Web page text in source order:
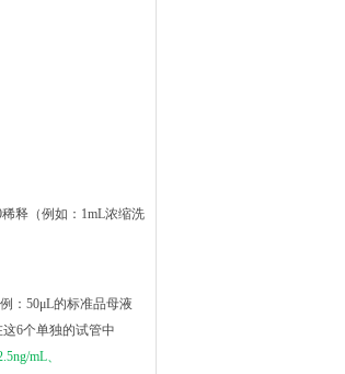
释（例如：1mL浓缩洗
：50μL的标准品母液
6个单独的试管中
mL、